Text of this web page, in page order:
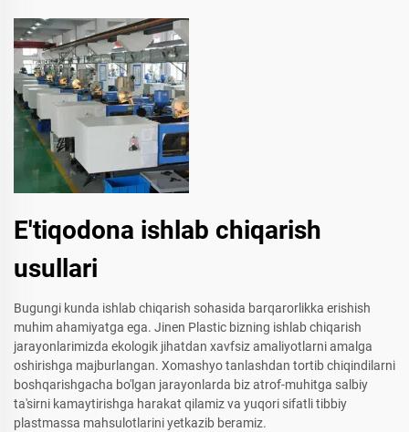
E'tiqodona ishlab chiqarish
usullari
Bugungi kunda ishlab chiqarish sohasida barqarorlikka erishish
muhim ahamiyatga ega. Jinen Plastic bizning ishlab chiqarish
jarayonlarimizda ekologik jihatdan xavfsiz amaliyotlarni amalga
oshirishga majburlangan. Xomashyo tanlashdan tortib chiqindilarni
boshqarishgacha bo'lgan jarayonlarda biz atrof-muhitga salbiy
ta'sirni kamaytirishga harakat qilamiz va yuqori sifatli tibbiy
plastmassa mahsulotlarini yetkazib beramiz.